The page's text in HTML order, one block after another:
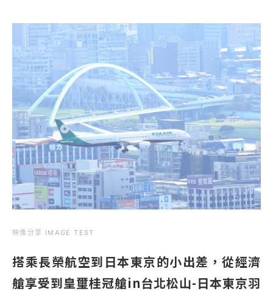
映像分享 IMAGE TEST
搭乘長榮航空到日本東京的小出差，從經濟
艙享受到皇璽桂冠艙in台北松山-日本東京羽